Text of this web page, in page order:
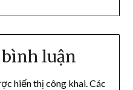
luận
hiển thị công khai.Các